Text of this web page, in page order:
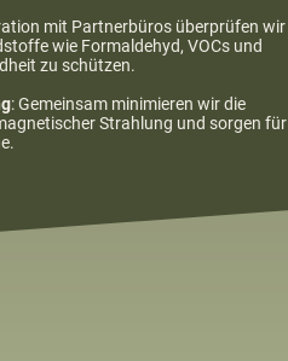
mit Partnerbüros überprüfen wir
wie Formaldehyd, VOCs und
Gesundheit zu schützen.
: Gemeinsam minimieren wir die
Strahlung und sorgen für